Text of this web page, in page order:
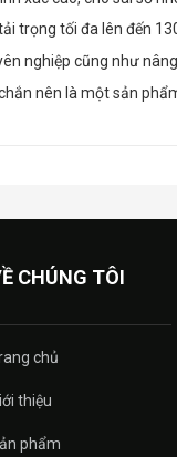
trọng tối đa lên đến
nghiệp cũng như
nên là một sản
CHÚNG TÔI
chủ
thiệu
phẩm